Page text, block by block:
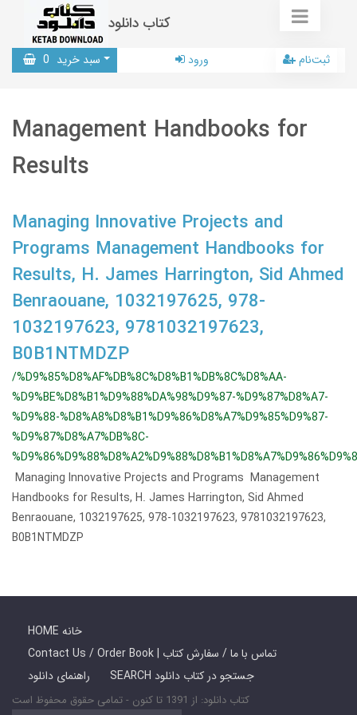
کتاب دانلود
سبد خرید 0 ورود ثبت‌نام
Management Handbooks for
Results
Managing Innovative Projects and
Programs Management Handbooks for
Results, H. James Harrington, Sid Ahmed
Benraouane, 1032197625, 978-
1032197623, 9781032197623,
B0B1NTMDZP
/%D9%85%D8%AF%DB%8C%D8%B1%DB%8C%D8%AA-
%D9%BE%D8%B1%D9%88%DA%98%D9%87-%D9%87%D8%A7-
%D9%88-%D8%A8%D8%B1%D9%86%D8%A7%D9%85%D9%87-
%D9%87%D8%A7%DB%8C-
Managing Innovative Projects and Programs Management
Handbooks for Results, H. James Harrington, Sid Ahmed
Benraouane, 1032197625, 978-1032197623, 9781032197623,
B0B1NTMDZP
HOME خانه
Contact Us / Order Book | تماس با ما / سفارش کتاب
راهنمای دانلود
SEARCH جستجو در کتاب دانلود
کتاب دانلود: از 1391 تا کنون - تمامی حقوق محفوظ است